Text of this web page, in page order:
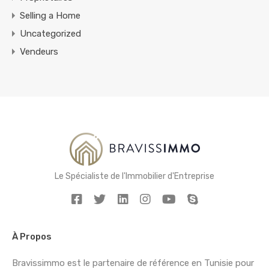
Selling a Home
Uncategorized
Vendeurs
Le Spécialiste de l'Immobilier d'Entreprise
À Propos
Bravissimmo est le partenaire de référence en Tunisie pour